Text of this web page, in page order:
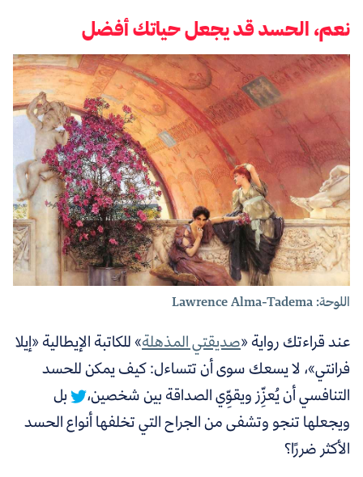
نعم، الحسد قد يجعل حياتك أفضل
اللوحة: Lawrence Alma-Tadema
عند قراءتك رواية «صديقتي المذهلة» للكاتبة الإيطالية «إيلا
فرانتي»، لا يسعك سوى أن تتساءل:كيف يمكن للحسد
التنافسي أن يُعزِّز ويقوِّي الصداقة بين شخصين،
بل
ويجعلها تنجو وتشفى من الجراح التي تخلفها أنواع الحسد
الأكثر ضررًا؟